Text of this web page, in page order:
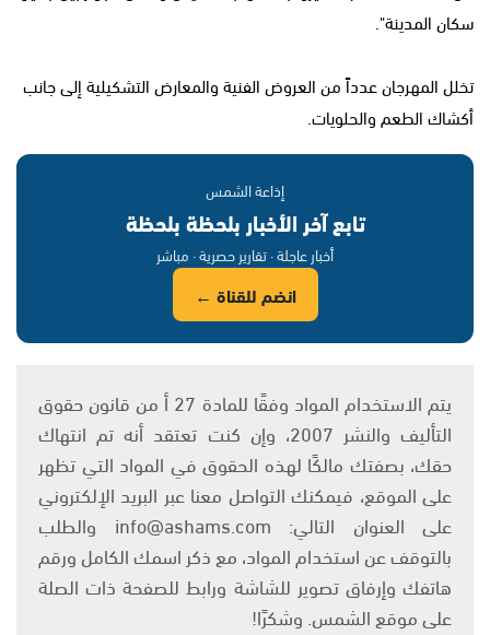
سكان المدينة".
تخلل المهرجان عدداً من العروض الفنية والمعارض التشكيلية إلى جانب
أكشاك الطعم والحلويات.
إذاعة الشمس
تابع آخر الأخبار بلحظة بلحظة
أخبار عاجلة · تقارير حصرية · مباشر
انضم للقناة ←
يتم الاستخدام المواد وفقًا للمادة 27 أ من قانون حقوق
التأليف والنشر 2007، وإن كنت تعتقد أنه تم انتهاك
حقك، بصفتك مالكًا لهذه الحقوق في المواد التي تظهر
على الموقع، فيمكنك التواصل معنا عبر البريد الإلكتروني
على العنوان التالي: info@ashams.com والطلب
بالتوقف عن استخدام المواد، مع ذكر اسمك الكامل ورقم
هاتفك وإرفاق تصوير للشاشة ورابط للصفحة ذات الصلة
على موقع الشمس. وشكرًا!